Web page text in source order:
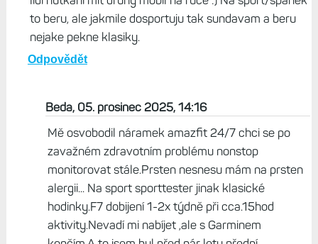
hodinky (ktere chci primarne vyuzivat jako hodinky :)) a
mit vypnuty displej a nevyuyivat to zarezeni naplno. S
AOD porad, to bude asi bida...
Odpovědět
Jirka, 05. prosinec 2025, 13:29
Kdyz bez AOD 5-6 dni, tak s OAD cca o pulku min. Tzn.
2-3 dny. Coz je jak mobil. Otazkou je, proc vlastne maji
lidi nutkani mit druhy mobil na ruce :) Na sport/spanek
to beru, ale jakmile dosportuju tak sundavam a beru
nejake pekne klasiky.
Odpovědět